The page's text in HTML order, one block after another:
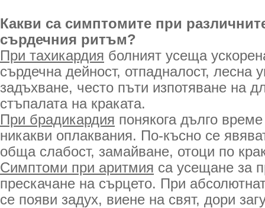
Какви са симптомите при
сърдечния ритъм?
При тахикардия болният усеща
сърдечна дейност, отпадналост, лесна
задъхване, често пъти изпотяване на
стъпалата на краката.
При брадикардия понякога дълго
никакви оплаквания. По-късно се
обща слабост, замайване, отоци по
Симптоми при аритмия са усещане за
прескачане на сърцето. При
се появи задух, виене на свят, дори